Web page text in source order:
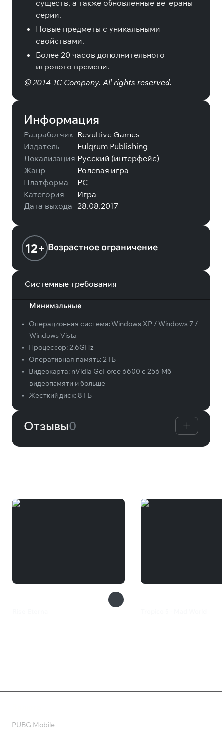
существ, а также обновленные ветераны
серии.
Новые предметы с уникальными
свойствами.
Более 20 часов дополнительного
игрового времени.
© 2014 1C Company. All rights reserved.
Информация
Разработчик Revultive Games
Издатель
Fulqrum Publishing
Локализация Русский (интерфейс)
Жанр
Ролевая игра
Платформа
PC
Категория
Игра
Дата выхода 28.08.2017
12+ Возрастное ограничение
Системные требования
Минимальные
• Операционная система:Windows XP / Windows 7 /
Windows Vista
•
Процессор:2.6GHz
•
Оперативная память:2 ГБ
•
Видеокарта: nVidia GeForce 6600 с 256 Мб
видеопамяти и больше
•
Жесткий диск: 8 ГБ
Отзывы0
PUBG Mobile